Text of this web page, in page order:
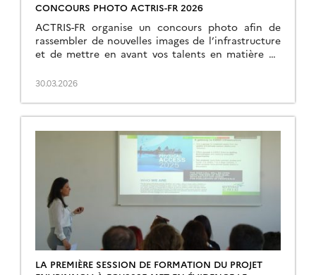
CONCOURS PHOTO ACTRIS-FR 2026
ACTRIS-FR organise un concours photo afin de
rassembler de nouvelles images de l’infrastructure
et de mettre en avant vos talents en matière de
[…]
30.03.2026
LA PREMIÈRE SESSION DE FORMATION DU PROJET